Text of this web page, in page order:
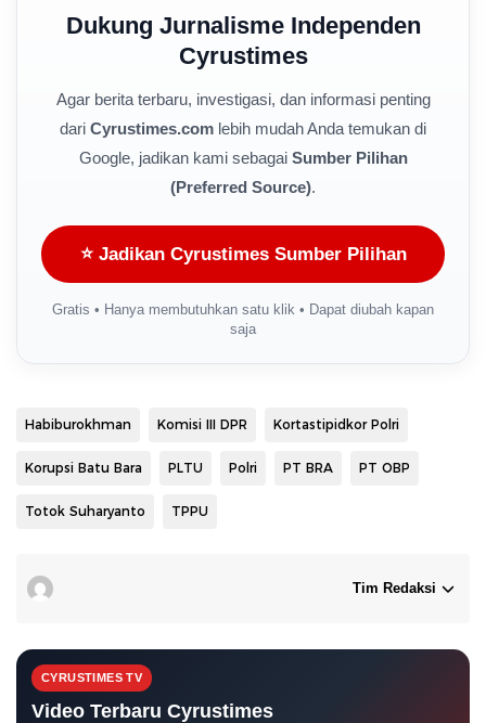
Dukung Jurnalisme Independen
Cyrustimes
Agar berita terbaru, investigasi, dan informasi penting
dari Cyrustimes.com lebih mudah Anda temukan di
Google, jadikan kami sebagai Sumber Pilihan
(Preferred Source).
⭐ Jadikan Cyrustimes Sumber Pilihan
Gratis • Hanya membutuhkan satu klik • Dapat diubah kapan
saja
Habiburokhman Komisi III DPR Kortastipidkor Polri
Korupsi Batu Bara PLTU Polri PT BRA PT OBP
Totok Suharyanto TPPU
Tim Redaksi
CYRUSTIMES TV
Video Terbaru Cyrustimes